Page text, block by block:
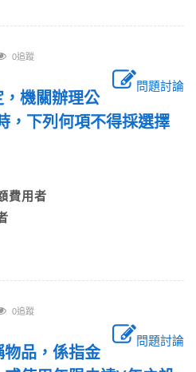
0追蹤
問題討論
機關辦理公
，下列何項不得採選擇
費用者
0追蹤
問題討論
品，係指金